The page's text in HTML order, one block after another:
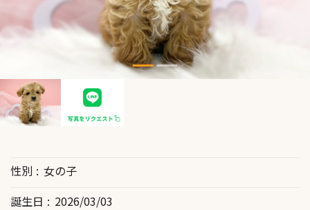
性別
女の子
誕生日
2026/03/03